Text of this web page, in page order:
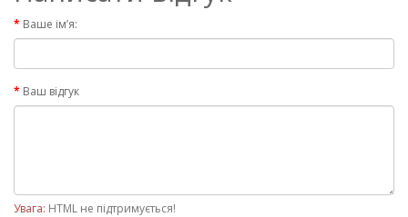
Ваше ім’я:
Ваш відгук
Увага: HTML не підтримується!